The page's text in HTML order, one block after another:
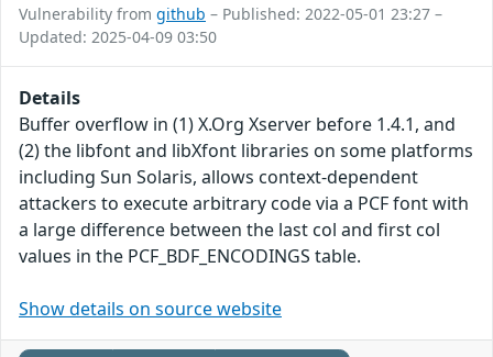
Vulnerability from github – Published: 2022-05-01 23:27 –
Updated: 2025-04-09 03:50
Details
Buffer overflow in (1) X.Org Xserver before 1.4.1, and
(2) the libfont and libXfont libraries on some platforms
including Sun Solaris, allows context-dependent
attackers to execute arbitrary code via a PCF font with
a large difference between the last col and first col
values in the PCF_BDF_ENCODINGS table.
Show details on source website